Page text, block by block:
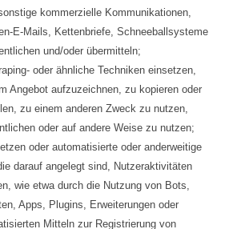
kommerzielle Kommunikationen,
E-Mails, Kettenbriefe, Schneeballsysteme
und/oder übermitteln;
oder ähnliche Techniken einsetzen,
Angebot aufzuzeichnen, zu kopieren oder
zu einem anderen Zweck zu nutzen,
oder auf andere Weise zu nutzen;
oder automatisierte oder anderweitige
darauf angelegt sind, Nutzeraktivitäten
wie etwa durch die Nutzung von Bots,
Apps, Plugins, Erweiterungen oder
Mitteln zur Registrierung von